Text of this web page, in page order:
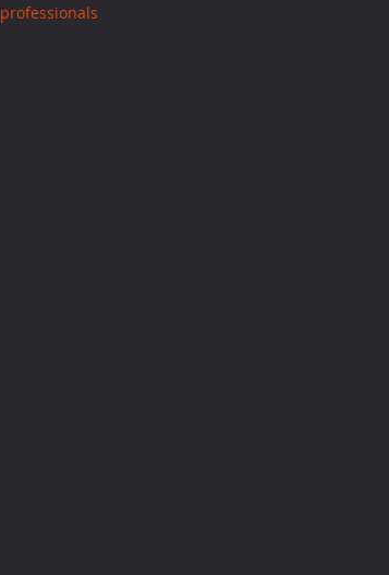
professionals